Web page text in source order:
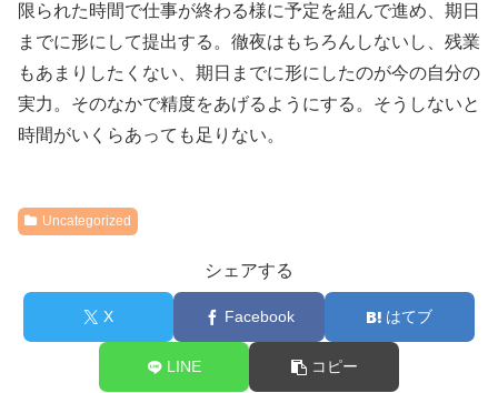
限られた時間で仕事が終わる様に予定を組んで進め、期日
までに形にして提出する。徹夜はもちろんしないし、残業
もあまりしたくない、期日までに形にしたのが今の自分の
実力。そのなかで精度をあげるようにする。そうしないと
時間がいくらあっても足りない。
Uncategorized
シェアする
X Facebook はてブ
LINE コピー